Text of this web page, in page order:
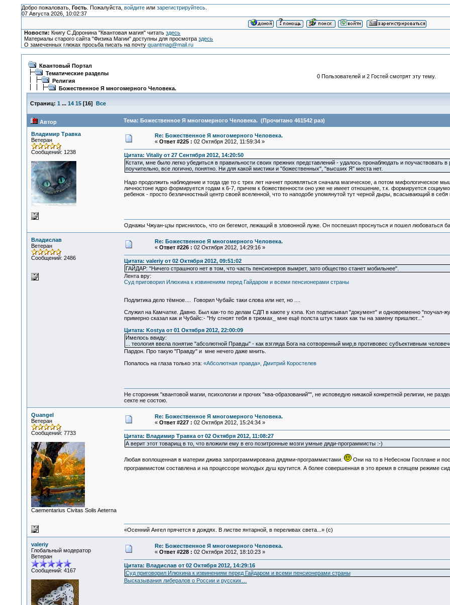
Добро пожаловать, Гость. Пожалуйста, войдитеили зарегистрируйтесь.
07 Августа 2026, 10:02:37
Новости: Книгу С.Доронина "Квантовая магия" читатьздесь
Материалы старого сайта "Физика Магии" доступны для просмотраздесь
О замеченных глюках просьба писать на почтуquantmag@mail.ru
Квантовый Портал
Тематические разделы
Религия
Божественное Я многомерного Человека.
0 Пользователей и 2 Гостей смотрят эту тему.
Страниц: 1 ... 14 15[16] Все
Автор Тема: Божественное Я многомерного Человека. (Прочитано 461542 раз)
Владимир Травка
Ветеран
Сообщений: 1238
Re: Божественное Я многомерного Человека.
« Ответ #225 : 02 Октября 2012, 11:59:34 »
Цитата: Vitaliy от 27 Сентября 2012, 14:20:50
Кстати, мне было легко убедиться в правильности своих прежних представлений - удалось пронаблюдать и поучаствовать
поучительно, все логично, понятно. Ни для какой мистики и "божественных", "высших Я" места нет.
Надо продолжить наблюдение и тогда где то с трех лет начнет проявляться сначала магическое, а потом мифологическое
личностоне ядро формируется годам к 6-7, причем к божественности оно уже не имеет отношение, т.к. формируется
ребенок - просто безличностный центр своей вселенной, что то наподобе упомянутой тут черной дыры, всасывающий в
Однажы Чжуан-цзы приснилось, что он бегемот, лежащий в зловонной луже. Он поспешил проснуться и пошел любоваться
Владислав
Ветеран
Сообщений: 2486
Re: Божественное Я многомерного Человека.
« Ответ #226 : 02 Октября 2012, 14:29:16 »
Цитата: valeriy от 02 Октября 2012, 09:51:02
ГАЙДАР: "Ничего страшного нет в том, что часть пенсионеров вымрет, зато общество станет мобильнее".
Лента вру:
Суд приговорил Илюхина к извинениям перед Гайдаром и всеми пенсионерами страны
Подлитика дело тёмное.... Говорил Чубайс таки слова или нет, но ....
Служил на Камчатке. Давно. Был как-то по делам СДП в каюте у кэпа. Кэп подписывал "документ" и одновременно "поучал-
примерно сказал как и Чубайс:- "Ну сгноят тебя в трюмах_ мне ещё полста штук таких как ты на замену пришлют..."
Цитата: Kostya от 01 Октября 2012, 22:00:09
Имелось ввиду:
... теология ввела понятие "абсолютной Правды" - как взгляда Бога на сотворенный мир,в противовес субъективным
Пардон. Про такую "Правду" и мне нечего даже мнить.
Попалось на глаза только эта: «Абсолютная правда», Дмитрий Коростелев
Не сторонник "квантовой магии, психологии и прочих "ква-образований"", не исповедую никакой конкретной религии, не
секте не состою.
Quangel
Ветеран
Сообщений: 7733
Сaementarius Civitas Solis Aeterna
Re: Божественное Я многомерного Человека.
« Ответ #227 : 02 Октября 2012, 15:24:34 »
Цитата: Владимир Травка от 02 Октября 2012, 11:08:27
А верит этот товарищ в то, что вложили ему в его позитронные мозги умные дяди-программисты :-)
Любая воплощенная в материи джива запрограммирована дядями-программистами.
Они на то в Небесном Госплане и
программистом составлена и на процессоре молодых душ крутится. А более совершенная в это время в спящем режиме
«Осенний Ангел прячется в дождях. В листве янтарной, в переливах света...» (c)
valeriy
Глобальный модератор
Ветеран
Сообщений: 4167
Re: Божественное Я многомерного Человека.
« Ответ #228 : 02 Октября 2012, 18:10:23 »
Цитата: Владислав от 02 Октября 2012, 14:29:16
Суд приговорил Илюхина к извинениям перед Гайдаром и всеми пенсионерами страны
Высказывания либералов о России и русских…